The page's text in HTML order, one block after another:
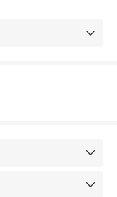


